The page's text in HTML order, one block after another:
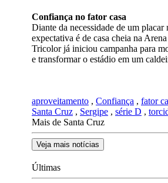
Confiança no fator casa
Diante da necessidade de um placar
expectativa é de casa cheia na
Tricolor já iniciou campanha para
e transformar o estádio em um
aproveitamento , Confiança , fator
Santa Cruz , Sergipe , série D ,
Mais de Santa Cruz
Veja mais notícias
Últimas